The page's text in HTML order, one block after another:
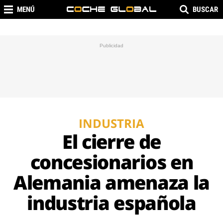
MENÚ BUSCAR
INDUSTRIA
El cierre de
concesionarios en
Alemania amenaza la
industria española